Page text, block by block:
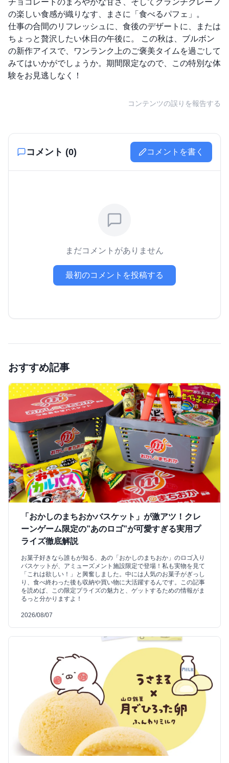
チョコレートのまろやかな甘さ、そしてクランチクレープ
の楽しい食感が織りなす、まさに「食べるパフェ」。
仕事の合間のリフレッシュに、食後のデザートに、または
ちょっと贅沢したい休日の午後に。 この秋は、ブルボン
の新作アイスで、ワンランク上のご褒美タイムを過ごして
みてはいかがでしょうか。期間限定なので、この特別な体
験をお見逃しなく！
コンテンツの誤りを報告する
コメント (0) コメントを書く
まだコメントがありません
最初のコメントを投稿する
おすすめ記事
「おかしのまちおかバスケット」が激アツ！クレ
ーンゲーム限定の”あのロゴ”が可愛すぎる実用プ
ライズ徹底解説
お菓子好きなら誰もが知る、あの「おかしのまちおか」のロゴ入り
バスケットが、アミューズメント施設限定で登場！私も実物を見て
「これは欲しい！」と興奮しました。中には人気のお菓子がぎっし
り、食べ終わった後も収納や買い物に大活躍するんです。この記事
を読めば、この限定プライズの魅力と、ゲットするための情報がま
るっと分かりますよ！
2026/08/07